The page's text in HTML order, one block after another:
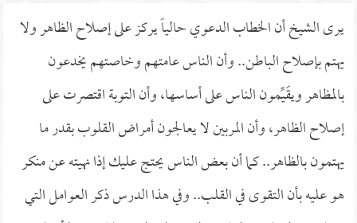
يرى الشيخ أن الخطاب الدعوي حالياً يركز على إصلاح الظاهر ولا
يهتم بإصلاح الباطن.. وأن الناس عامتهم وخاصتهم يخدعون
بالمظاهر ويقَيِّمون الناس على أساسها، وأن التوبة اقتصرت على
إصلاح الظاهر، وأن المربين لا يعالجون أمراض القلوب بقدر ما
يهتمون بالظاهر.. كما أن بعض الناس يحتج عليك إذا نهيته عن منكر
هو عليه بأن التقوى في القلب.. وفي هذا الدرس ذكر العوامل التي